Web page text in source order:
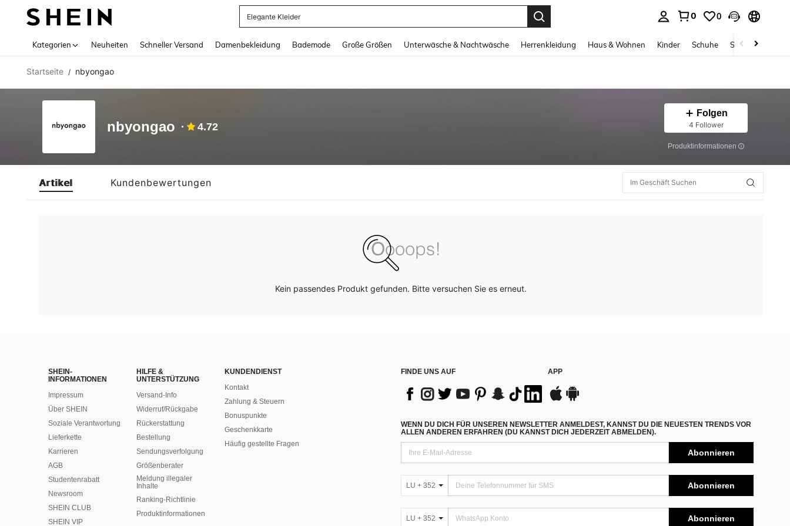
Elegante Kleider
0 0
Kategorien Neuheiten Schneller Versand Damenbekleidung Bademode Große Größen Unterwäsche & Nachtwäsche Herrenkleidung Haus & Wohnen Kinder Schuhe Schmuck &
Startseite / nbyongao
nbyongao 4.72
Folgen
4 Follower
Produktinformationen
Artikel Kundenbewertungen
Kein passendes Produkt gefunden. Bitte versuchen Sie es erneut.
SHEIN-
INFORMATIONEN
Impressum
Über SHEIN
Soziale Verantwortung
Lieferkette
Karrieren
AGB
Studentenrabatt
Newsroom
SHEIN CLUB
SHEIN VIP
HILFE &
UNTERSTÜTZUNG
Versand-Info
Widerruf/Rückgabe
Rückerstattung
Bestellung
Sendungsverfolgung
Größenberater
Meldung illegaler
Inhalte
Ranking-Richtlinie
​Produktinformationen
KUNDENDIENST
Kontakt
Zahlung & Steuern
Bonuspunkte
Geschenkkarte
Häufig gestellte Fragen
FINDE UNS AUF APP
WENN DU DICH FÜR UNSEREN NEWSLETTER ANMELDEST, KANNST DU DIE NEUESTEN TRENDS VOR
ALLEN ANDEREN ERFAHREN (DU KANNST DICH JEDERZEIT ABMELDEN).
Abonnieren
LU + 352 Abonnieren
LU + 352 Abonnieren